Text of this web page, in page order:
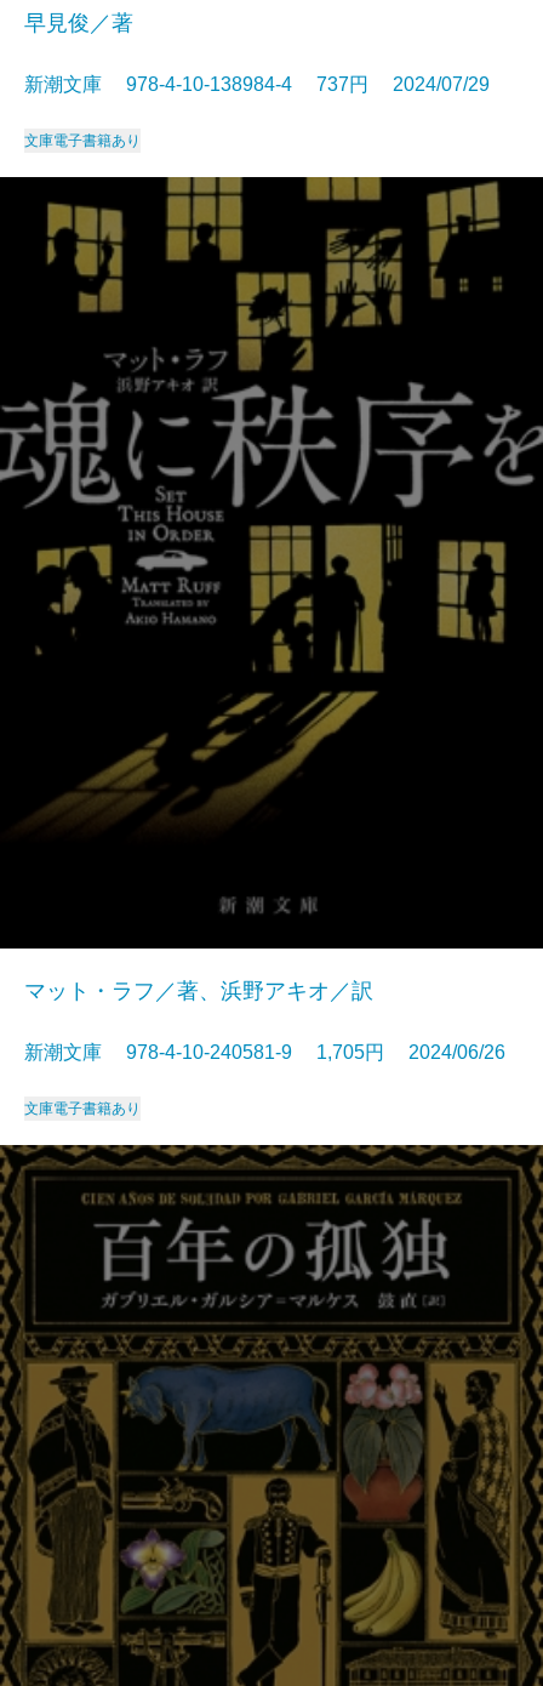
早見俊／著
新潮文庫 978-4-10-138984-4 737円 2024/07/29
文庫電子書籍あり
マット・ラフ／著、浜野アキオ／訳
新潮文庫 978-4-10-240581-9 1,705円 2024/06/26
文庫電子書籍あり